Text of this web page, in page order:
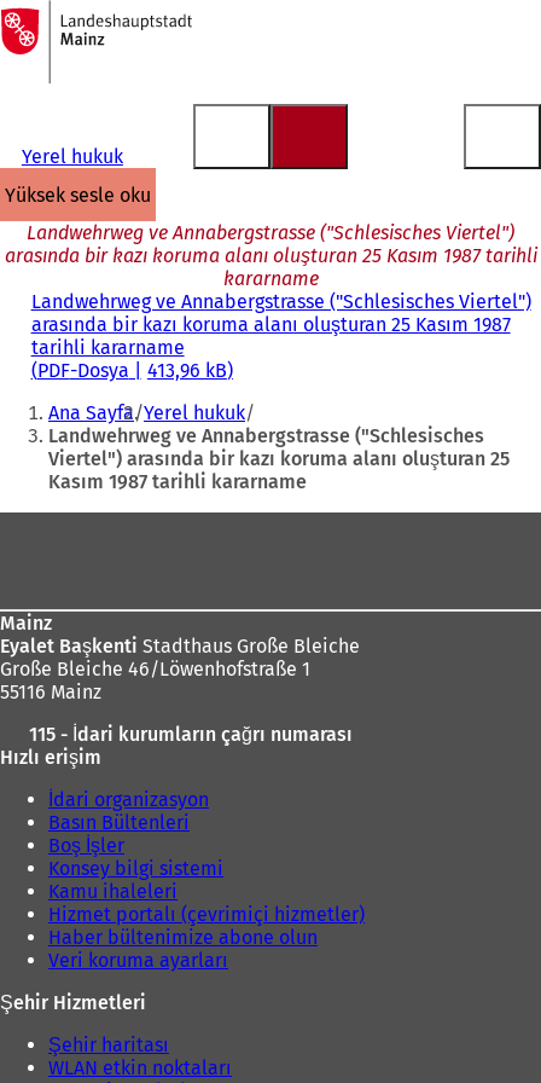
İçeriğe atla
Ana
sayfaya
Yerel hukuk
yüksek sesle oku
Landwehrweg ve Annabergstrasse ("Schlesisches Viertel")
arasında bir kazı koruma alanı oluşturan 25 Kasım 1987 tarihli
kararname
Landwehrweg ve Annabergstrasse ("Schlesisches Viertel")
arasında bir kazı koruma alanı oluşturan 25 Kasım 1987
tarihli kararname
PDF-Dosya 413,96 kB
Buradasınız:
Ana Sayfa Yerel hukuk
Landwehrweg ve Annabergstrasse ("Schlesisches
Viertel") arasında bir kazı koruma alanı oluşturan 25
Kasım 1987 tarihli kararname
Mainz
Eyalet Başkenti Stadthaus Große Bleiche
Große Bleiche 46/Löwenhofstraße 1
55116 Mainz
115 - İdari kurumların çağrı numarası
Hızlı erişim
İdari organizasyon
Basın Bültenleri
Boş İşler
Konsey bilgi sistemi
Kamu ihaleleri
Hizmet portalı (çevrimiçi hizmetler)
Haber bültenimize abone olun
Veri koruma ayarları
Şehir Hizmetleri
Şehir haritası
WLAN etkin noktaları